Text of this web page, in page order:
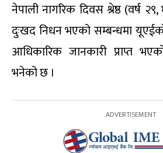
नेपाली नागरिक दिवस श्रेष्ठ (वर्ष
दुःखद निधन भएको सम्बन्धमा यूएईको
आधिकारिक जानकारी प्राप्त
भनेको छ ।